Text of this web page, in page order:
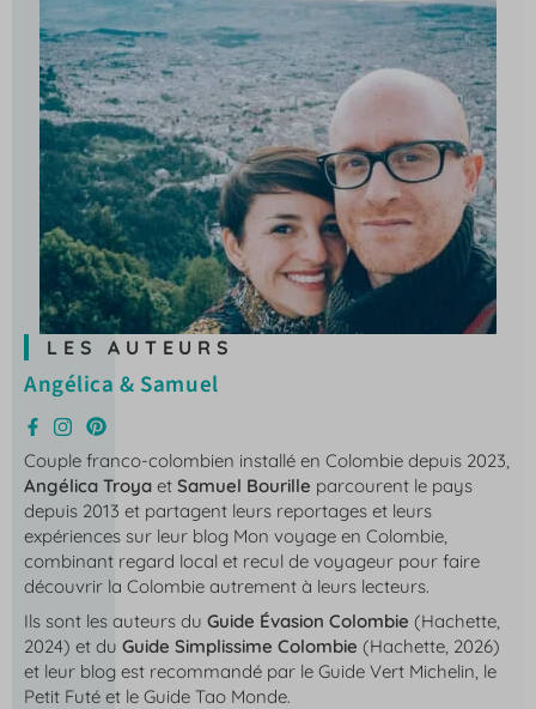
LES AUTEURS
Angélica & Samuel
Couple franco-colombien installé en Colombie depuis 2023,
Angélica Troya et Samuel Bourille parcourent le pays
depuis 2013 et partagent leurs reportages et leurs
expériences sur leur blog Mon voyage en Colombie,
combinant regard local et recul de voyageur pour faire
découvrir la Colombie autrement à leurs lecteurs.
Ils sont les auteurs du Guide Évasion Colombie (Hachette,
2024) et du Guide Simplissime Colombie (Hachette, 2026)
et leur blog est recommandé par le Guide Vert Michelin, le
Petit Futé et le Guide Tao Monde.